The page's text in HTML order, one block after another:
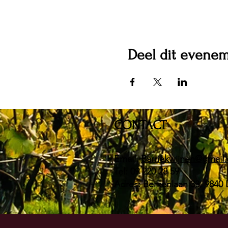
Deel dit
CONTACT
Email:
Tel: 09 220 28 59
Adres: Berkenlaan 33, 9840